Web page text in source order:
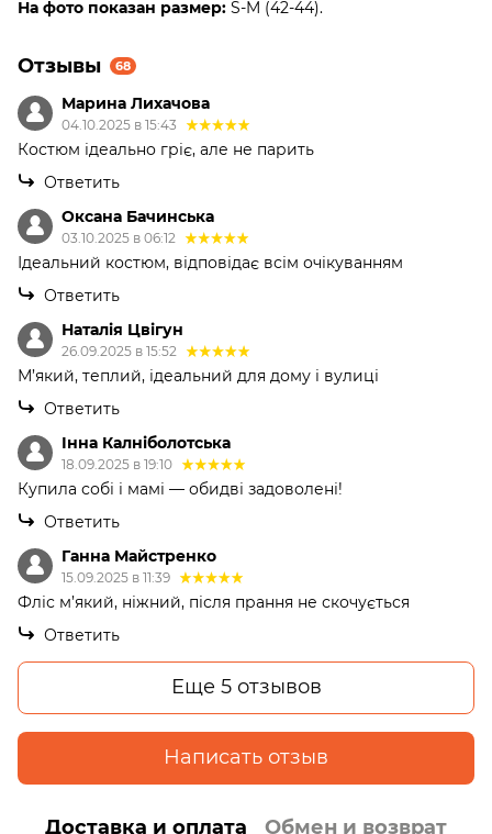
На фото показан размер: S-M (42-44).
Отзывы 68
Марина Лихачова
04.10.2025 в 15:43
Костюм ідеально гріє, але не парить
Ответить
Оксана Бачинська
03.10.2025 в 06:12
Ідеальний костюм, відповідає всім очікуванням
Ответить
Наталія Цвігун
26.09.2025 в 15:52
М’який, теплий, ідеальний для дому і вулиці
Ответить
Інна Калніболотська
18.09.2025 в 19:10
Купила собі і мамі — обидві задоволені!
Ответить
Ганна Майстренко
15.09.2025 в 11:39
Фліс м’який, ніжний, після прання не скочується
Ответить
Еще 5 отзывов
Написать отзыв
Доставка и оплата Обмен и возврат